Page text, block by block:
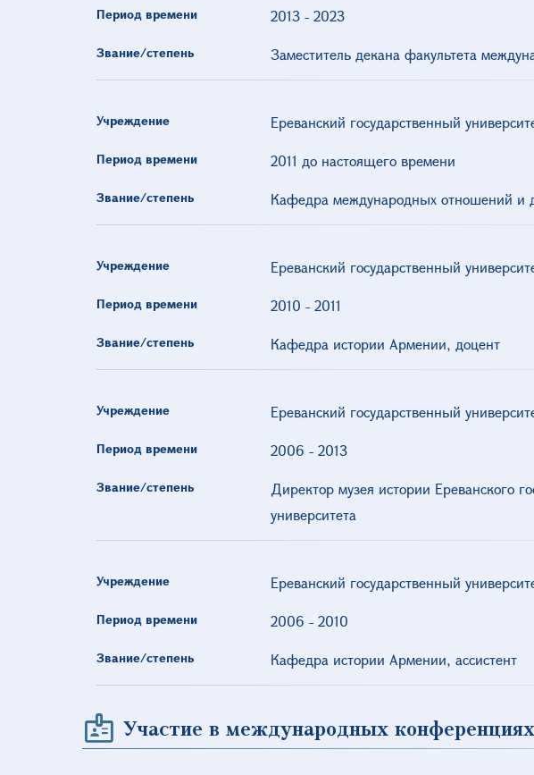
Период времени 2013- 2023
Звание/степень Заместитель декана факультета
Учреждение Ереванский государственный
Период времени 2011 до настоящего времени
Звание/степень Кафедра международных отношений и
Учреждение Ереванский государственный
Период времени 2010 - 2011
Звание/степень Кафедра истории Армении, доцент
Учреждение Ереванский государственный
Период времени 2006 - 2013
Звание/степень
Директор музея истории Ереванского
университета
Учреждение Ереванский государственный
Период времени 2006 - 2010
Звание/степень Кафедра истории Армении, ассистент
Участие в международных